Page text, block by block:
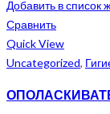
Добавить в список
Сравнить
Quick View
Uncategorized,